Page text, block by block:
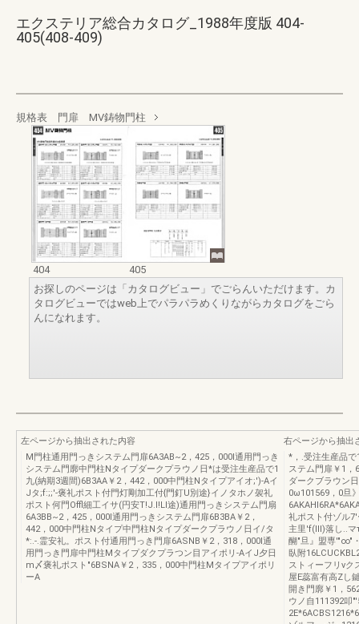
エクステリア総合カタログ_1988年度版 404-
405(408-409)
規格表 門扉 MV鋳物門柱
404
405
お探しのページは「カタログビュー」でごらんいただけます。カ
タログビューではweb上でパラパラめくりながらカタログをごら
んになれます。
左ページから抽出された内容
M門柱通用門っきシステム門扉6A3AB~2，425，000I通用門っき
システム門廓中門柱Nタイプダークプラウノ日*は受注生産品で1
九(納期3週間)6B3AA￥2，442，000中門柱Nタイプアイオ;')-Aイ
Jタ;f:;;'-褒礼ポスト付門灯剛加工付{門釘U別途}イノタホノ袈礼
ポスト何門Offl細工イサ(円安T!J.l!LI途)通用門っきシステム門扇
6A3BB~2，425，000I通用門っきシステム門扉6B3BA￥2，
442，000中門柱Nタイプ中門柱Nタイプダークプラウノ日イ/タ
*:.-.霊安礼。ポスト付通用門っき門扉6ASNB￥2，318，000I通
用門っき門扉中門柱Mタイプダクプラつン目アイポリ-AイJ夕日
m〆褒礼ポスト"6BSNA￥2，335，000中門柱Mタイプアイポリ
ーA
右ページから抽出
*，.受注生産品で
ステム門扉￥1，
ダークブラウン
0ω101569，0旦
礼ポスト付ゾル
主里'f(III)落し..マ
醐"旦』盟専'"∞"
臥附
ストィーフリνク
屋E蕊富有高Zし
開き門廓￥1，
ウノ自111392叩